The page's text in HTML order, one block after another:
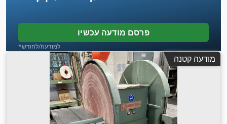
פרסם מודעה עכשיו
*למודעה/לחודש
מודעה קטנה